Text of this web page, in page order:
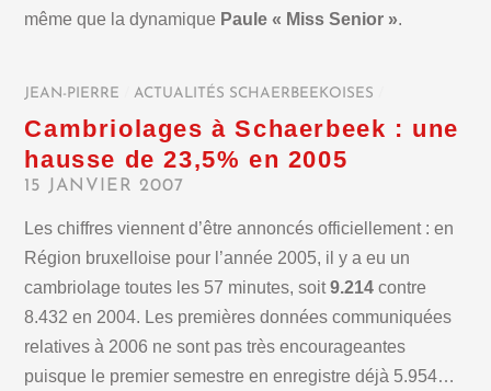
même que la dynamique Paule « Miss Senior ».
JEAN-PIERRE ACTUALITÉS SCHAERBEEKOISES
Cambriolages à Schaerbeek : une
hausse de 23,5% en 2005
15 JANVIER 2007
Les chiffres viennent d’être annoncés officiellement : en
Région bruxelloise pour l’année 2005, il y a eu un
cambriolage toutes les 57 minutes, soit9.214 contre
8.432 en 2004. Les premières données communiquées
relatives à 2006 ne sont pas très encourageantes
puisque le premier semestre en enregistre déjà 5.954…